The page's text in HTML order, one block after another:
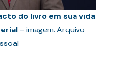
do livro em sua vida
– imagem: Arquivo